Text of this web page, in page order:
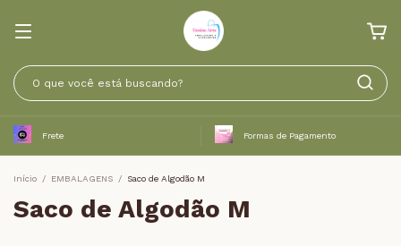
Frete Formas de Pagamento
Início / EMBALAGENS / Saco de Algodão M
Saco de Algodão M